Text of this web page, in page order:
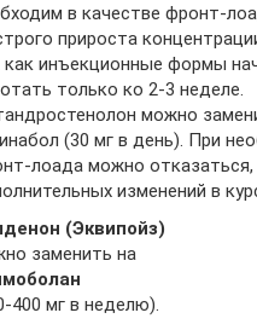
в качестве фронт-
прироста
как инъекционные формы
только ко 2-3 неделе.
можно
(30 мг в день). При
лоада можно отказаться,
изменений в
(Эквипойз)
заменить на
400 мг в неделю).